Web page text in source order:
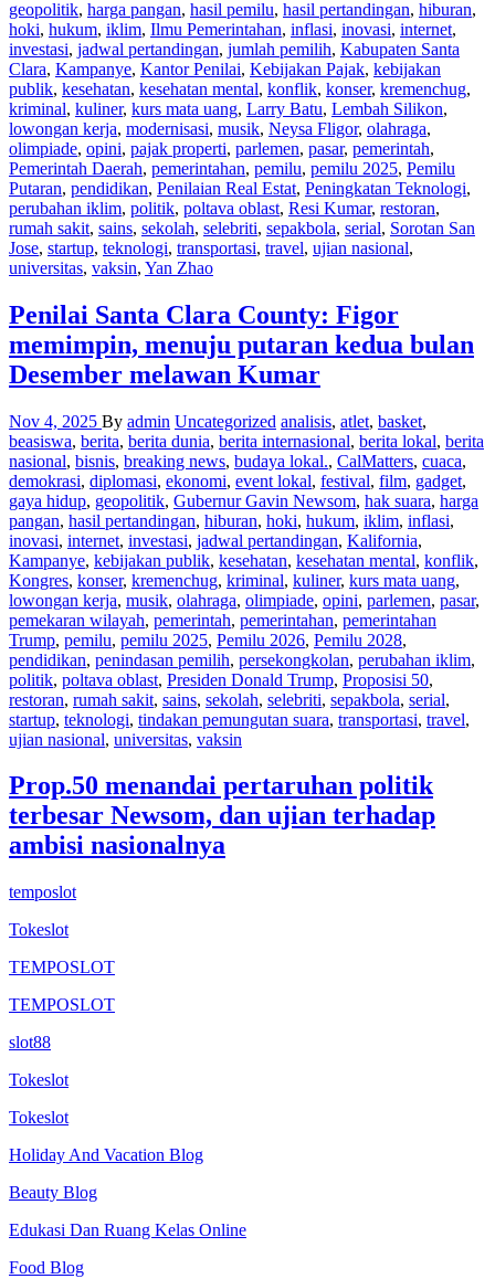
geopolitik, harga pangan, hasil pemilu, hasil pertandingan, hiburan,
hoki, hukum, iklim, Ilmu Pemerintahan, inflasi, inovasi, internet,
investasi, jadwal pertandingan, jumlah pemilih, Kabupaten Santa
Clara, Kampanye, Kantor Penilai, Kebijakan Pajak, kebijakan
publik, kesehatan, kesehatan mental, konflik, konser, kremenchug,
kriminal, kuliner, kurs mata uang, Larry Batu, Lembah Silikon,
lowongan kerja, modernisasi, musik, Neysa Fligor, olahraga,
olimpiade, opini, pajak properti, parlemen, pasar, pemerintah,
Pemerintah Daerah, pemerintahan, pemilu, pemilu 2025, Pemilu
Putaran, pendidikan, Penilaian Real Estat, Peningkatan Teknologi,
perubahan iklim, politik, poltava oblast, Resi Kumar, restoran,
rumah sakit, sains, sekolah, selebriti, sepakbola, serial, Sorotan San
Jose, startup, teknologi, transportasi, travel, ujian nasional,
universitas, vaksin, Yan Zhao
Penilai Santa Clara County: Figor
memimpin, menuju putaran kedua bulan
Desember melawan Kumar
Nov 4, 2025 By admin Uncategorized analisis, atlet, basket,
beasiswa, berita, berita dunia, berita internasional, berita lokal, berita
nasional, bisnis, breaking news, budaya lokal., CalMatters, cuaca,
demokrasi, diplomasi, ekonomi, event lokal, festival, film, gadget,
gaya hidup, geopolitik, Gubernur Gavin Newsom, hak suara, harga
pangan, hasil pertandingan, hiburan, hoki, hukum, iklim, inflasi,
inovasi, internet, investasi, jadwal pertandingan, Kalifornia,
Kampanye, kebijakan publik, kesehatan, kesehatan mental, konflik,
Kongres, konser, kremenchug, kriminal, kuliner, kurs mata uang,
lowongan kerja, musik, olahraga, olimpiade, opini, parlemen, pasar,
pemekaran wilayah, pemerintah, pemerintahan, pemerintahan
Trump, pemilu, pemilu 2025, Pemilu 2026, Pemilu 2028,
pendidikan, penindasan pemilih, persekongkolan, perubahan iklim,
politik, poltava oblast, Presiden Donald Trump, Proposisi 50,
restoran, rumah sakit, sains, sekolah, selebriti, sepakbola, serial,
startup, teknologi, tindakan pemungutan suara, transportasi, travel,
ujian nasional, universitas, vaksin
Prop.50 menandai pertaruhan politik
terbesar Newsom, dan ujian terhadap
ambisi nasionalnya
temposlot
Tokeslot
TEMPOSLOT
TEMPOSLOT
slot88
Tokeslot
Tokeslot
Holiday And Vacation Blog
Beauty Blog
Edukasi Dan Ruang Kelas Online
Food Blog